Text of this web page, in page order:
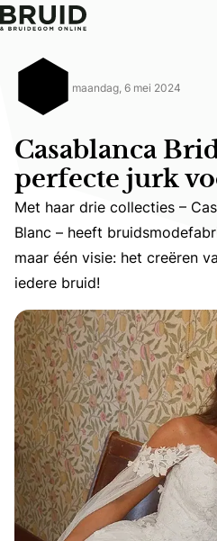
Casablanca Bridal: de
maandag, 6 mei 2024
Casablanca
perfecte jurk
Met haar drie collecties –
Met haar drie collecties –
Blanc – heeft
maar één visie: het creëren
iedere bruid!